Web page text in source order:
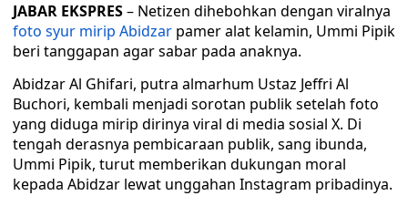
JABAR EKSPRES– Netizen dihebohkan dengan viralnya
foto syur mirip Abidzar pamer alat kelamin, Ummi Pipik
beri tanggapan agar sabar pada anaknya.
Abidzar Al Ghifari, putra almarhum Ustaz Jeffri Al
Buchori, kembali menjadi sorotan publik setelah foto
yang diduga mirip dirinya viral di media sosial X. Di
tengah derasnya pembicaraan publik, sang ibunda,
Ummi Pipik, turut memberikan dukungan moral
kepada Abidzar lewat unggahan Instagram pribadinya.